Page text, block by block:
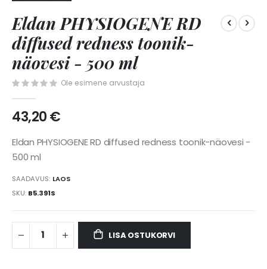
to
the
beginning
the
images
Eldan PHYSIOGENE RD
diffused redness toonik-
näovesi - 500 ml
Ole esimene arvustaja
43,20 €
Eldan PHYSIOGENE RD diffused redness toonik-näovesi -
500 ml
SAADAVUS: LAOS
SKU B5.391S
LISA OSTUKORVI